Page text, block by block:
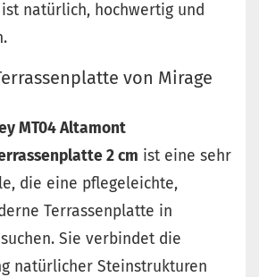
natürlich, hochwertig und
von Mirage
MT04 Altamont
2 cm ist eine sehr
die eine pflegeleichte,
Terrassenplatte in
Sie verbindet die
natürlicher Steinstrukturen